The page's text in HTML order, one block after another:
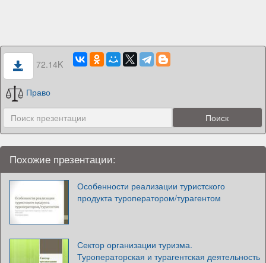
72.14K
Право
Похожие презентации:
Особенности реализации туристского
продукта туроператором/турагентом
Сектор организации туризма.
Туроператорская и турагентская деятельность